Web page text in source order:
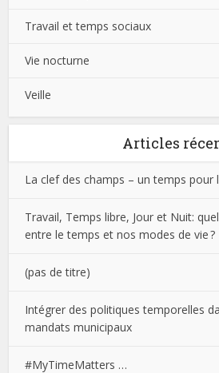
Travail et temps sociaux
Vie nocturne
Veille
Articles
La clef des champs – un temps pour
Travail, Temps libre, Jour et Nuit:
entre le temps et nos modes de vie ?
(pas de titre)
Intégrer des politiques temporelles
mandats municipaux
#MyTimeMatters …